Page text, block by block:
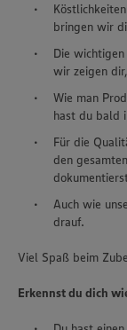
bringen wir
Die
wir zeigen
Wie man
hast du bald
Für die
den
Auch wie
drauf.
Viel Spaß beim
Erkennst du dich